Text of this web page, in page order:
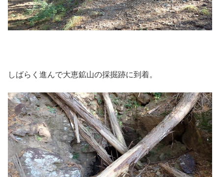
しばらく進んで大恵鉱山の採掘跡に到着。